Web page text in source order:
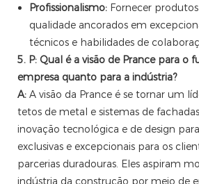
Profissionalismo: Fornecer
qualidade ancorados em
técnicos e habilidades de
5. P: Qual é a visão de Prance para o
empresa quanto para a indústria?
A: A visão da Prance é se tornar um
tetos de metal e sistemas de
inovação tecnológica e de design
exclusivas e excepcionais para os
parcerias duradouras. Eles aspiram
indústria da construção por meio de